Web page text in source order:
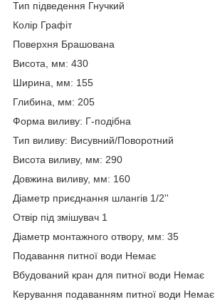
Тип підведення Гнучкий
Колір Графіт
Поверхня Брашована
Висота, мм: 430
Ширина, мм: 155
Глибина, мм: 205
Форма виливу: Г-подібна
Тип виливу: Висувний/Поворотний
Висота виливу, мм: 290
Довжина виливу, мм: 160
Діаметр приєднання шлангів 1/2''
Отвір під змішувач 1
Діаметр монтажного отвору, мм: 35
Подавання питної води Немає
Вбудований кран для питної води Немає
Керування подаванням питної води Немає